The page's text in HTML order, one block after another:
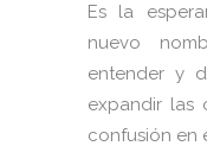
Es la
nuevo
entender y
expandir las
confusión en